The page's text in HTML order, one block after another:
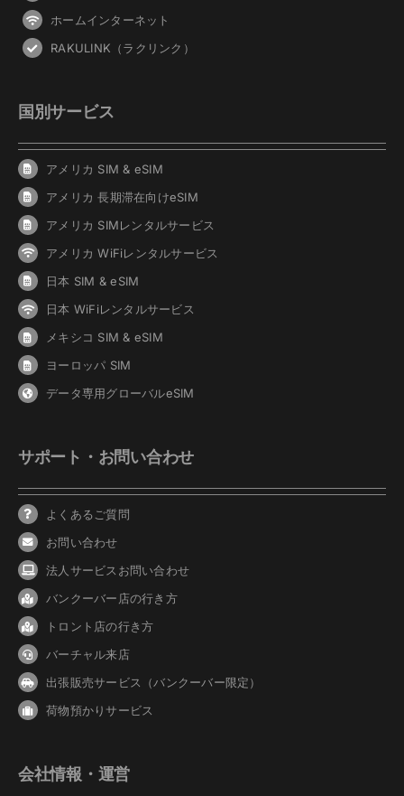
ホームインターネット
RAKULINK（ラクリンク）
国別サービス
アメリカ SIM & eSIM
アメリカ 長期滞在向けeSIM
アメリカ SIMレンタルサービス
アメリカ WiFiレンタルサービス
日本 SIM & eSIM
日本 WiFiレンタルサービス
メキシコ SIM & eSIM
ヨーロッパ SIM
データ専用グローバルeSIM
サポート・お問い合わせ
よくあるご質問
お問い合わせ
法人サービスお問い合わせ
バンクーバー 店の行き方
トロント店の行き方
バーチャル来店
出張販売サービス（バンクーバー限定）
荷物預かりサービス
会社情報・運営